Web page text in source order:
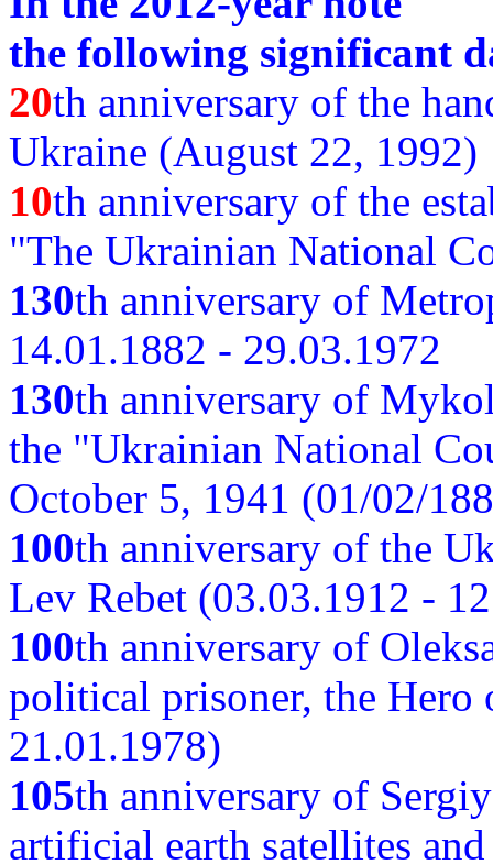
the following significant
20th anniversary of the
Ukraine (August 22, 1992)
10th anniversary of the
"The Ukrainian National
130th anniversary of
14.01.1882 - 29.03.1972
130th anniversary of
the "Ukrainian National
October 5, 1941 (01/02/
100th anniversary of the
Lev Rebet (03.03.1912 -
100th anniversary of
political prisoner, the
21.01.1978)
105th anniversary of
artificial earth satellites